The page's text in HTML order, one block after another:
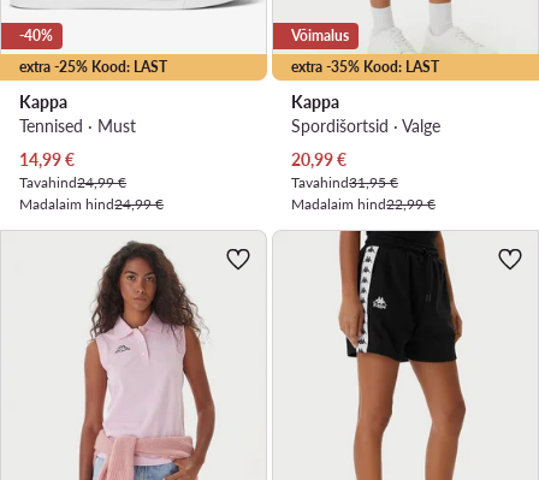
extra -25% Kood: LAST
-40%
Kappa
Tennised · Must
Praegune hind
14,99€
Tavahind24,99 €
Madalaim hind24,99 €
extra -35% Kood: LAST
Võimalus
Kappa
Spordišortsid · Valge
Praegune hind
20,99€
Tavahind31,95 €
Madalaim hind22,99 €